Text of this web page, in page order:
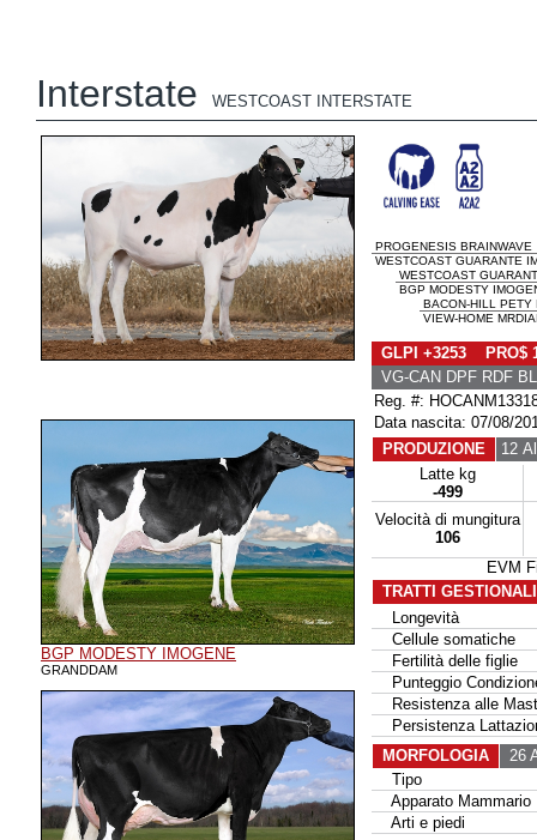
Interstate WESTCOAST INTERSTATE
BGP MODESTY IMOGENE
GRANDDAM
PROGENESIS BRAINWAVE
WESTCOAST GUARANTE
WESTCOAST
BGP MODESTY
BACON-HILL PETY
VIEW-HOME
GLPI +3253 PRO$
VG-CAN DPF RDF
Reg. #:
Data nascita: 07/08/
PRODUZIONE
12
Latte kg
-499
Velocità di mungitura
106
EVM
TRATTI
Longevità
Cellule somatiche
Fertilità delle figlie
Punteggio
Resistenza alle
Persistenza
MORFOLOGIA
26
Tipo
Apparato Mammario
Arti e piedi